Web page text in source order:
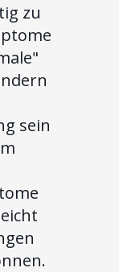
zu
sein